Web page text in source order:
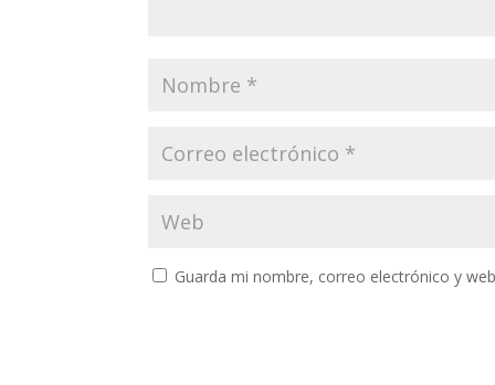
Guarda mi nombre, correo electrónico y